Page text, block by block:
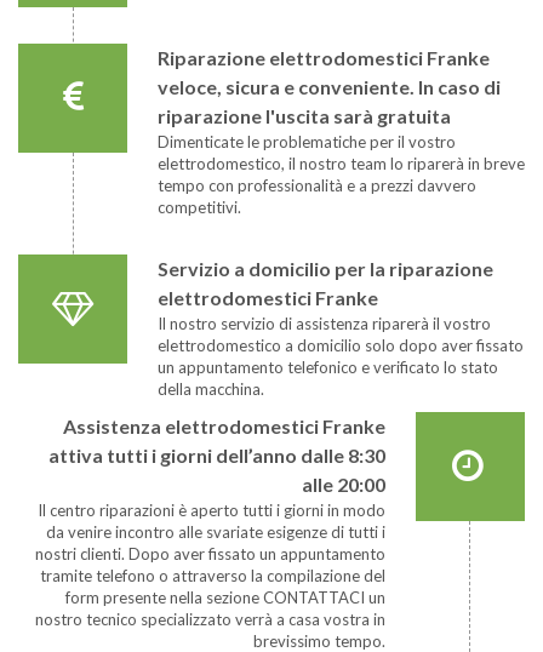
Riparazione elettrodomestici Franke
veloce, sicura e conveniente. In caso di
riparazione l'uscita sarà gratuita
Dimenticate le problematiche per il vostro
elettrodomestico, il nostro team lo riparerà in breve
tempo con professionalità e a prezzi davvero
competitivi.
Servizio a domicilio per la riparazione
elettrodomestici Franke
Il nostro servizio di assistenza riparerà il vostro
elettrodomestico a domicilio solo dopo aver fissato
un appuntamento telefonico e verificato lo stato
della macchina.
Assistenza elettrodomestici Franke
attiva tutti i giorni dell’anno dalle 8:30
alle 20:00
Il centro riparazioni è aperto tutti i giorni in modo
da venire incontro alle svariate esigenze di tutti i
nostri clienti. Dopo aver fissato un appuntamento
tramite telefono o attraverso la compilazione del
form presente nella sezione CONTATTACI un
nostro tecnico specializzato verrà a casa vostra in
brevissimo tempo.